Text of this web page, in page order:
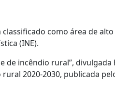
como área de
(INE).
de incêndio rural”, divulgada
2020-2030, publicada